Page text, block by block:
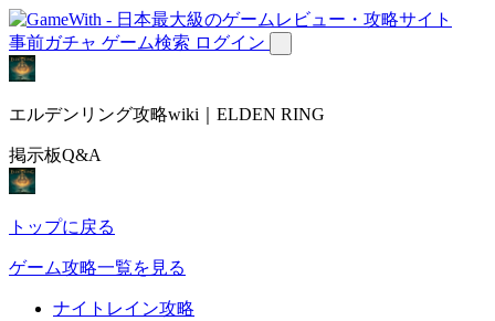
事前ガチャ ゲーム検索 ログイン
エルデンリング攻略wiki｜ELDEN RING
掲示板Q&A
トップに戻る
ゲーム攻略一覧を見る
ナイトレイン攻略